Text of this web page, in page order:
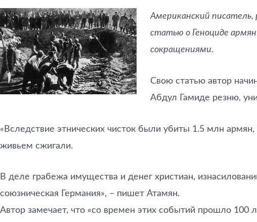
Американский
статью о Геноциде
сокращениями.
Свою статью автор
Абдул Гамиде резню,
«Вследствие этнических чисток были убиты 1.5 млн
живьем сжигали.
В деле грабежа имущества и денег христиан,
союзническая Германия», – пишет Атамян.
Автор замечает, что «со времен этих событий прошло 100